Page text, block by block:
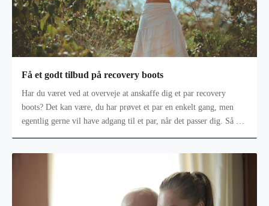
Få et godt tilbud på recovery boots
Har du været ved at overveje at anskaffe dig et par recovery
boots? Det kan være, du har prøvet et par en enkelt gang, men
egentlig gerne vil have adgang til et par, når det passer dig. Så er